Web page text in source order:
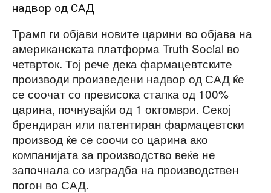
надвор од САД
Трамп ги објави новите царини во објава на
американската платформа Truth Social во
четврток. Тој рече дека фармацевтските
производи произведени надвор од САД ќе
се соочат со превисока стапка од 100%
царина, почнувајќи од 1 октомври. Секој
брендиран или патентиран фармацевтски
производ ќе се соочи со царина ако
компанијата за производство веќе не
започнала со изградба на производствен
погон во САД.